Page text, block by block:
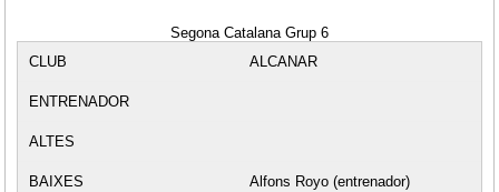
Segona Catalana Grup 6
ALCANAR
Alfons Royo (entrenador)